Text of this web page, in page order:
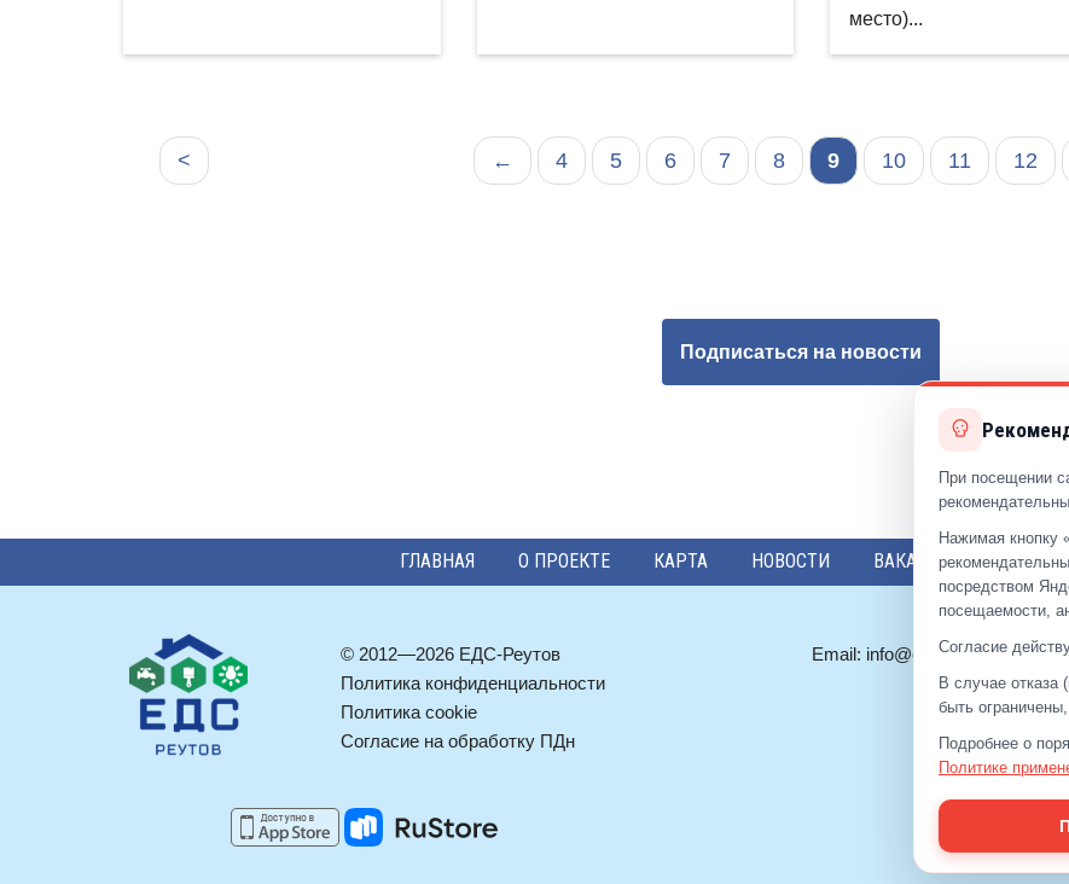
место)...
←
< 4 5 6 7 8 9 10 11 12
Подписаться на новости
ГЛАВНАЯ О ПРОЕКТЕ КАРТА НОВОСТИ ВАКАНСИИ
© 2012—2026 ЕДС-Реутов
Политика конфиденциальности
Политика cookie
Согласие на обработку ПДн
Email: info@eds-reutov.ru
При посещении
Нажимая кнопку
посредством
посещаемости,
Согласие
В случае отказа
быть
Подробнее о
Политике